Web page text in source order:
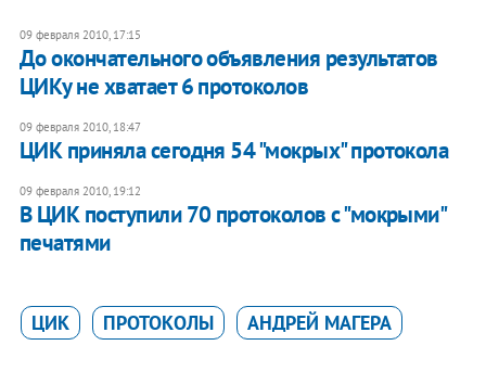
09 февраля 2010, 17:15
До окончательного объявления результатов
ЦИКу не хватает 6 протоколов
09 февраля 2010, 18:47
ЦИК приняла сегодня 54 "мокрых" протокола
09 февраля 2010, 19:12
В ЦИК поступили 70 протоколов с "мокрыми"
печатями
ЦИК ПРОТОКОЛЫ АНДРЕЙ МАГЕРА